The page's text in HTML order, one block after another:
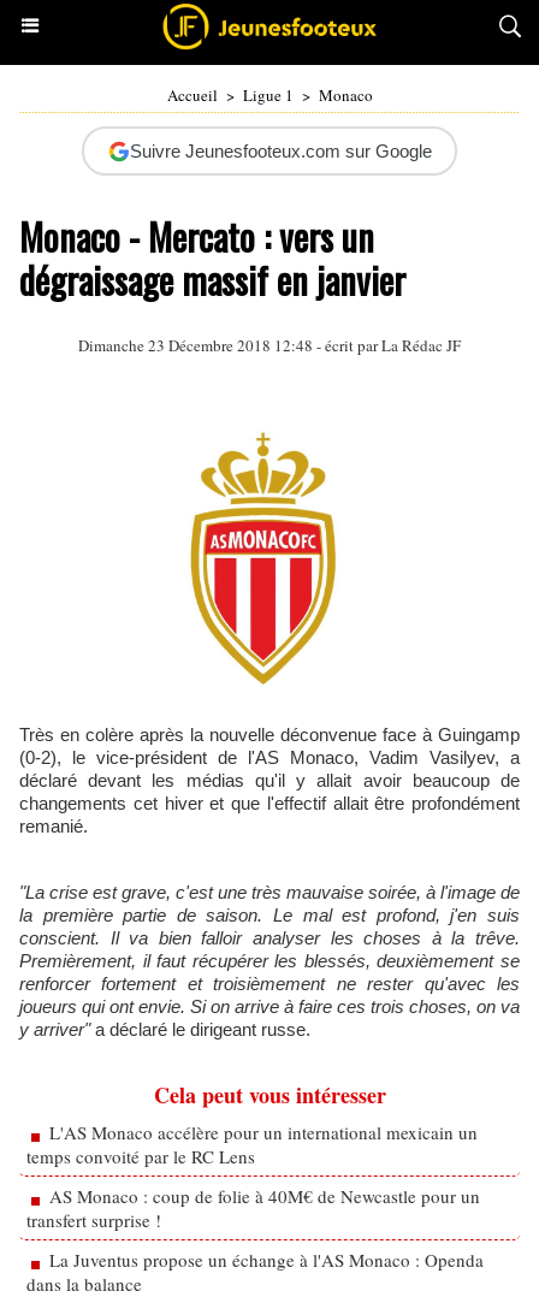
Accueil > Ligue 1 > Monaco
Suivre Jeunesfooteux.com sur Google
Monaco - Mercato : vers un
dégraissage massif en janvier
Dimanche 23 Décembre 2018 12:48 - écrit par La Rédac JF
Très en colère après la nouvelle déconvenue face à Guingamp
(0-2), le vice-président de l'AS Monaco, Vadim Vasilyev, a
déclaré devant les médias qu'il y allait avoir beaucoup de
changements cet hiver et que l'effectif allait être profondément
remanié.
"La crise est grave, c'est une très mauvaise soirée, à l'image de
la première partie de saison. Le mal est profond, j'en suis
conscient. Il va bien falloir analyser les choses à la trêve.
Premièrement, il faut récupérer les blessés, deuxièmement se
renforcer fortement et troisièmement ne rester qu'avec les
joueurs qui ont envie. Si on arrive à faire ces trois choses, on va
y arriver"a déclaré le dirigeant russe.
Cela peut vous intéresser
L'AS Monaco accélère pour un international mexicain un
temps convoité par le RC Lens
AS Monaco : coup de folie à 40M€ de Newcastle pour un
transfert surprise !
La Juventus propose un échange à l'AS Monaco : Openda
dans la balance